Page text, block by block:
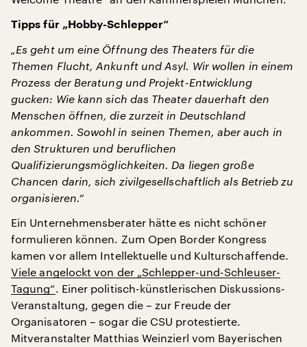
Tipps für „Hobby-Schlepper“
„Es geht um eine Öffnung des Theaters für die
Themen Flucht, Ankunft und Asyl. Wir wollen in einem
Prozess der Beratung und Projekt-Entwicklung
gucken: Wie kann sich das Theater dauerhaft den
Menschen öffnen, die zurzeit in Deutschland
ankommen. Sowohl in seinen Themen, aber auch in
den Strukturen und beruflichen
Qualifizierungsmöglichkeiten. Da liegen große
Chancen darin, sich zivilgesellschaftlich als Betrieb zu
organisieren.“
Ein Unternehmensberater hätte es nicht schöner
formulieren können. Zum Open Border Kongress
kamen vor allem Intellektuelle und Kulturschaffende.
Viele angelockt von der „Schlepper-und-Schleuser-
Tagung“. Einer politisch-künstlerischen Diskussions-
Veranstaltung, gegen die – zur Freude der
Organisatoren – sogar die CSU protestierte.
Mitveranstalter Matthias Weinzierl vom Bayerischen